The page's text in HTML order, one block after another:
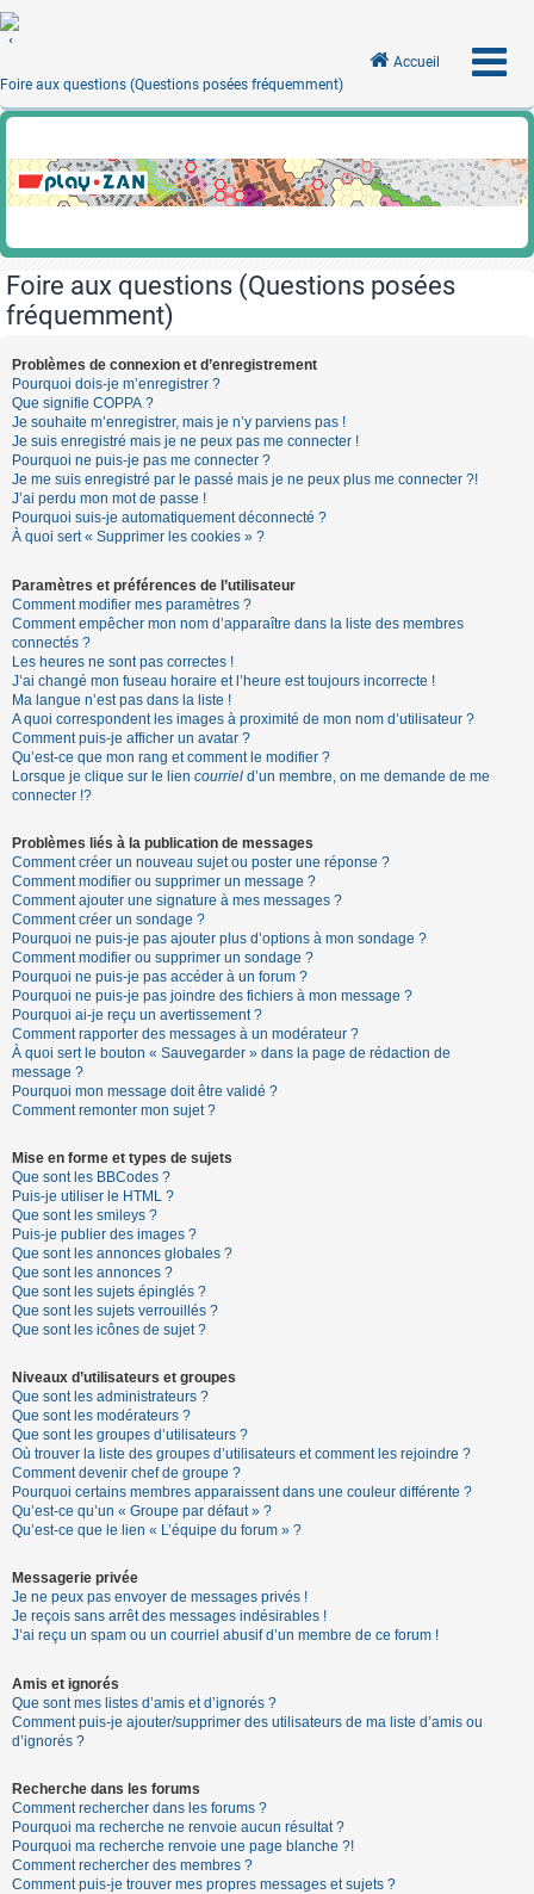
Accueil
Foire aux questions (Questions posées fréquemment)
Foire aux questions (Questions posées
fréquemment)
Problèmes de connexion et d’enregistrement
Pourquoi dois-je m’enregistrer ?
Que signifie COPPA ?
Je souhaite m’enregistrer, mais je n’y parviens pas !
Je suis enregistré mais je ne peux pas me connecter !
Pourquoi ne puis-je pas me connecter ?
Je me suis enregistré par le passé mais je ne peux plus me connecter ?!
J’ai perdu mon mot de passe !
Pourquoi suis-je automatiquement déconnecté ?
À quoi sert « Supprimer les cookies » ?
Paramètres et préférences de l’utilisateur
Comment modifier mes paramètres ?
Comment empêcher mon nom d’apparaître dans la liste des membres
connectés ?
Les heures ne sont pas correctes !
J’ai changé mon fuseau horaire et l’heure est toujours incorrecte !
Ma langue n’est pas dans la liste !
A quoi correspondent les images à proximité de mon nom d’utilisateur ?
Comment puis-je afficher un avatar ?
Qu’est-ce que mon rang et comment le modifier ?
Lorsque je clique sur le lien courriel d’un membre, on me demande de me
connecter !?
Problèmes liés à la publication de messages
Comment créer un nouveau sujet ou poster une réponse ?
Comment modifier ou supprimer un message ?
Comment ajouter une signature à mes messages ?
Comment créer un sondage ?
Pourquoi ne puis-je pas ajouter plus d’options à mon sondage ?
Comment modifier ou supprimer un sondage ?
Pourquoi ne puis-je pas accéder à un forum ?
Pourquoi ne puis-je pas joindre des fichiers à mon message ?
Pourquoi ai-je reçu un avertissement ?
Comment rapporter des messages à un modérateur ?
À quoi sert le bouton « Sauvegarder » dans la page de rédaction de
message ?
Pourquoi mon message doit être validé ?
Comment remonter mon sujet ?
Mise en forme et types de sujets
Que sont les BBCodes ?
Puis-je utiliser le HTML ?
Que sont les smileys ?
Puis-je publier des images ?
Que sont les annonces globales ?
Que sont les annonces ?
Que sont les sujets épinglés ?
Que sont les sujets verrouillés ?
Que sont les icônes de sujet ?
Niveaux d’utilisateurs et groupes
Que sont les administrateurs ?
Que sont les modérateurs ?
Que sont les groupes d’utilisateurs ?
Où trouver la liste des groupes d’utilisateurs et comment les rejoindre ?
Comment devenir chef de groupe ?
Pourquoi certains membres apparaissent dans une couleur différente ?
Qu’est-ce qu’un « Groupe par défaut » ?
Qu’est-ce que le lien « L’équipe du forum » ?
Messagerie privée
Je ne peux pas envoyer de messages privés !
Je reçois sans arrêt des messages indésirables !
J’ai reçu un spam ou un courriel abusif d’un membre de ce forum !
Amis et ignorés
Que sont mes listes d’amis et d’ignorés ?
Comment puis-je ajouter/supprimer des utilisateurs de ma liste d’amis ou
d’ignorés ?
Recherche dans les forums
Comment rechercher dans les forums ?
Pourquoi ma recherche ne renvoie aucun résultat ?
Pourquoi ma recherche renvoie une page blanche ?!
Comment rechercher des membres ?
Comment puis-je trouver mes propres messages et sujets ?